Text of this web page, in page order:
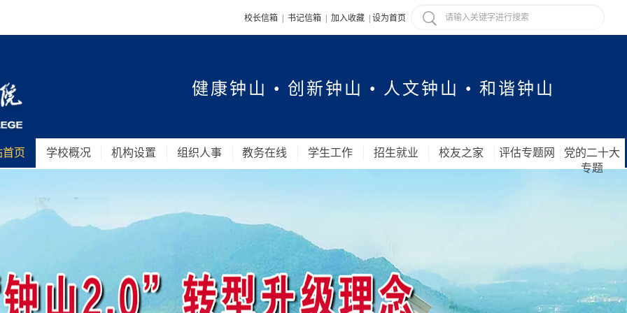
校长信箱 书记信箱 加入收藏 设为首页
健康钟山 • 创新钟山 • 人文钟山 • 和谐钟山
首页 学校概况 机构设置 组织人事 教务在线 学生工作 招生就业 校友之家 评估专题网
党的二十大
专题